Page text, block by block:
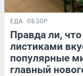
ЕДА ОБЗОР
Правда ли,
листиками
популярные
главный